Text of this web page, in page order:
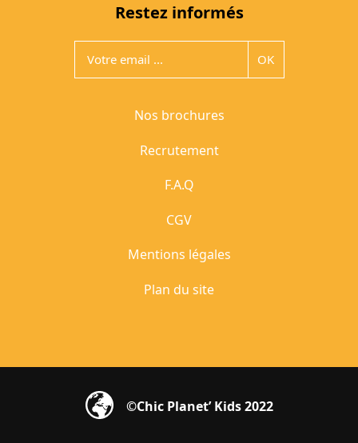
Restez informés
Nos brochures
Recrutement
F.A.Q
CGV
Mentions légales
Plan du site
©Chic Planet’ Kids 2022